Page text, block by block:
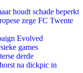
houdt schade beperkt
zege FC Twente
Evolved
games
derde
na dickpic in